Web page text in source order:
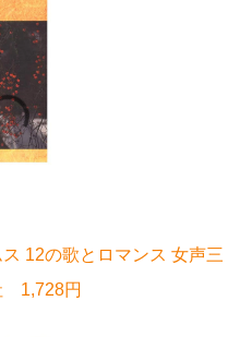
12の歌とロマンス 女声三
1,728円